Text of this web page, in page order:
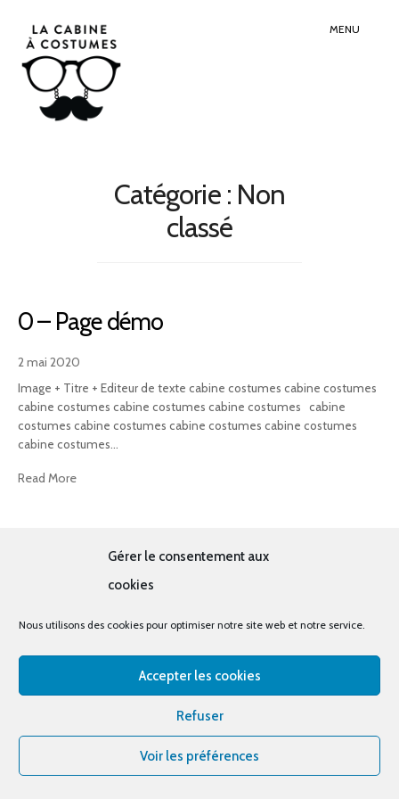
Gérer le consentement aux
cookies
Nous utilisons des cookies pour optimiser notre site web et notre service.
Accepter les cookies
Refuser
Voir les préférences
MENU
Catégorie : Non
classé
0 – Page démo
2 mai 2020
Image + Titre + Editeur de texte cabine costumes cabine costumes
cabine costumes cabine costumes cabine costumes cabine
costumes cabine costumes cabine costumes cabine costumes
cabine costumes
Read More
© tous droits réservés - La cabine à costumes x Bout
d'essais
Instagram